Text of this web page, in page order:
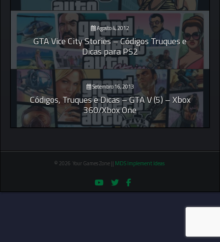
Agosto 4, 2012
GTA Vice City Stories – Códigos Truques e
Dicas para PS2
Setembro 16, 2013
Códigos, Truques e Dicas – GTA V (5) – Xbox
360/Xbox One
© 2026 Your Games Zone || MDS Implement Ideas